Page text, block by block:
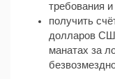
требования
получить
долларов
манатах за